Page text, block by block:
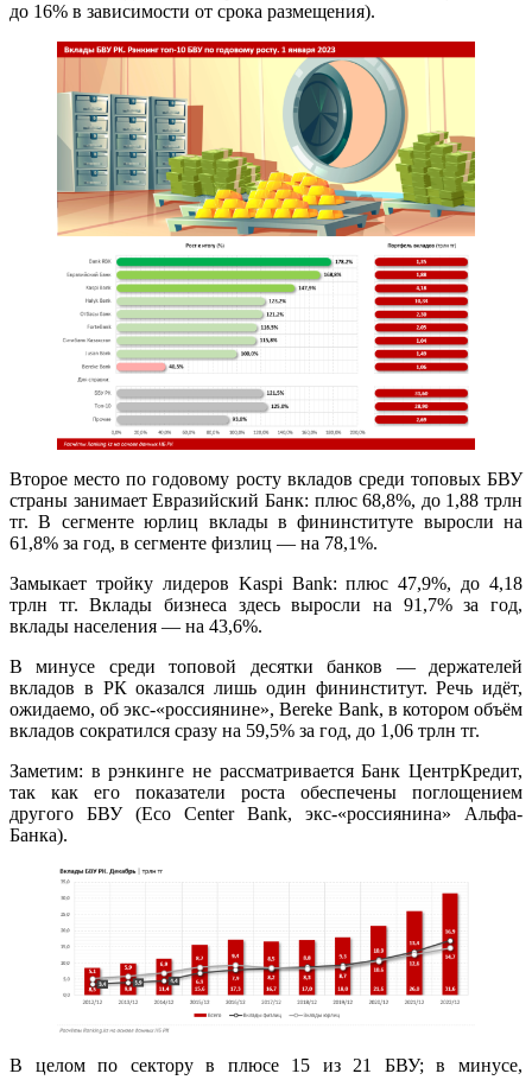
до 16% в зависимости от срока размещения).
Второе место по годовому росту вкладов среди топовых БВУ
страны занимает Евразийский Банк: плюс 68,8%, до 1,88 трлн
тг. В сегменте юрлиц вклады в фининституте выросли на
61,8% за год, в сегменте физлиц — на 78,1%.
Замыкает тройку лидеров Kaspi Bank: плюс 47,9%, до 4,18
трлн тг. Вклады бизнеса здесь выросли на 91,7% за год,
вклады населения — на 43,6%.
В минусе среди топовой десятки банков — держателей
вкладов в РК оказался лишь один фининститут. Речь идёт,
ожидаемо, об экс-«россиянине», Bereke Bank, в котором объём
вкладов сократился сразу на 59,5% за год, до 1,06 трлн тг.
Заметим: в рэнкинге не рассматривается Банк ЦентрКредит,
так как его показатели роста обеспечены поглощением
другого БВУ (Eco Center Bank, экс-«россиянина» Альфа-
Банка).
В целом по сектору в плюсе 15 из 21 БВУ; в минусе,